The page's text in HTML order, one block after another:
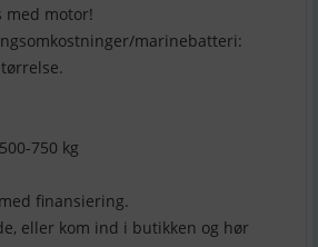
med motor!
marinebatteri:
750 kg
finansiering.
eller kom ind i butikken og hør